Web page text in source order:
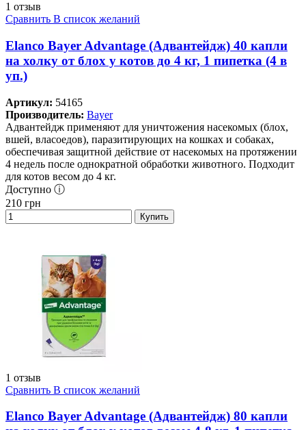
1 отзыв
Сравнить В список желаний
Elanco Bayer Advantage (Адвантейдж) 40 капли
на холку от блох у котов до 4 кг, 1 пипетка (4 в
уп.)
Артикул: 54165
Производитель: Bayer
Адвантейдж применяют для уничтожения насекомых (блох,
вшей, власоедов), паразитирующих на кошках и собаках,
обеспечивая защитной действие от насекомых на протяжении
4 недель после однократной обработки животного. Подходит
для котов весом до 4 кг.
Доступно ⓘ
210 грн
Купить
1 отзыв
Сравнить В список желаний
Elanco Bayer Advantage (Адвантейдж) 80 капли